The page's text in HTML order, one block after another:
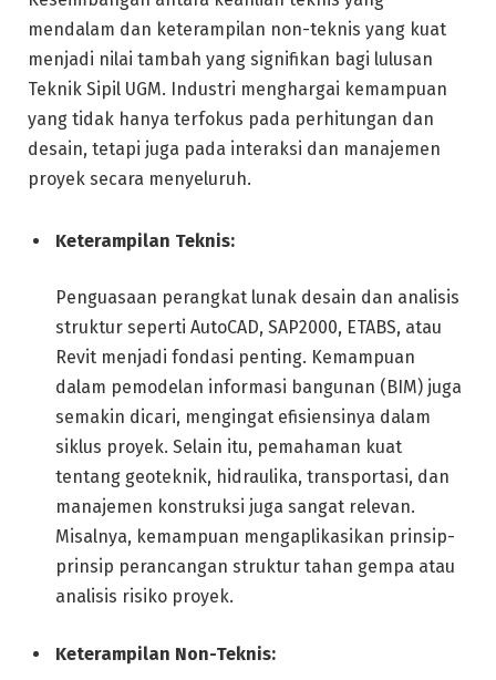
mendalam dan keterampilan non-teknis yang kuat
menjadi nilai tambah yang signifikan bagi lulusan
Teknik Sipil UGM. Industri menghargai kemampuan
yang tidak hanya terfokus pada perhitungan dan
desain, tetapi juga pada interaksi dan manajemen
proyek secara menyeluruh.
Keterampilan Teknis:
Penguasaan perangkat lunak desain dan analisis
struktur seperti AutoCAD, SAP2000, ETABS, atau
Revit menjadi fondasi penting. Kemampuan
dalam pemodelan informasi bangunan (BIM) juga
semakin dicari, mengingat efisiensinya dalam
siklus proyek. Selain itu, pemahaman kuat
tentang geoteknik, hidraulika, transportasi, dan
manajemen konstruksi juga sangat relevan.
Misalnya, kemampuan mengaplikasikan prinsip-
prinsip perancangan struktur tahan gempa atau
analisis risiko proyek.
Keterampilan Non-Teknis: